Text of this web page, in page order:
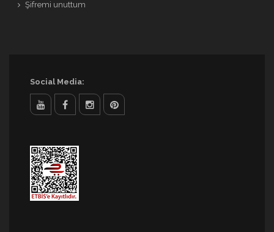
Şifremi unuttum
Social Media: